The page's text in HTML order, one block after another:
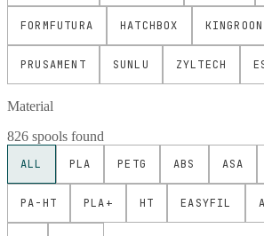
FORMFUTURA HATCHBOX KINGROON
PRUSAMENT SUNLU ZYLTECH
Material
826 spools found
ALL PLA PETG ABS ASA
PA-HT PLA+ HT EASYFIL